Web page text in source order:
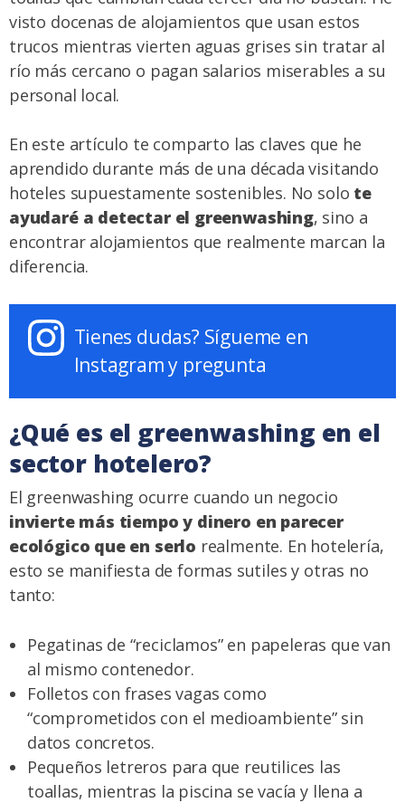
visto docenas de alojamientos que usan estos
trucos mientras vierten aguas grises sin tratar al
río más cercano o pagan salarios miserables a su
personal local.
En este artículo te comparto las claves que he
aprendido durante más de una década visitando
hoteles supuestamente sostenibles. No solo te
ayudaré a detectar el greenwashing, sino a
encontrar alojamientos que realmente marcan la
diferencia.
Tienes dudas? Sígueme en
Instagram y pregunta
¿Qué es el greenwashing en el
sector hotelero?
El greenwashing ocurre cuando un negocio
invierte más tiempo y dinero en parecer
ecológico que en serlo realmente. En hotelería,
esto se manifiesta de formas sutiles y otras no
tanto:
Pegatinas de “reciclamos” en papeleras que van
al mismo contenedor.
Folletos con frases vagas como
“comprometidos con el medioambiente” sin
datos concretos.
Pequeños letreros para que reutilices las
toallas, mientras la piscina se vacía y llena a